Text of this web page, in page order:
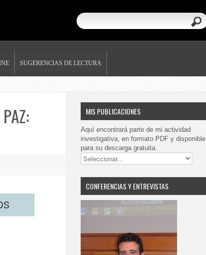
SUGERENCIAS DE LECTURA
MIS PUBLICACIONES
Aquí encontrará parte de mi actividad
investigativa, en formato PDF y disponible
para su descarga gratuita.
CONFERENCIAS Y ENTREVISTAS